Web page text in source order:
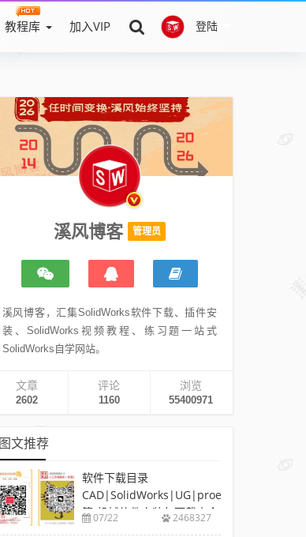
登陆
教程库 加入VIP
溪风博客 管理员
溪风博客，汇集SolidWorks软件下载、插件安
装、SolidWorks视频教程、练习题一站式
SolidWorks自学网站。
文章
2602
评论
1160
浏览
55400971
图文推荐
软件下载目录
CAD|SolidWorks|UG|proe
等-机械软件安装包下载大全
07/22 2468327